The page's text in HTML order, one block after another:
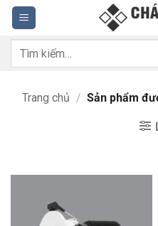
Bỏ
qua
nội
dung
Tìm
Trang chủ / Sản phẩm